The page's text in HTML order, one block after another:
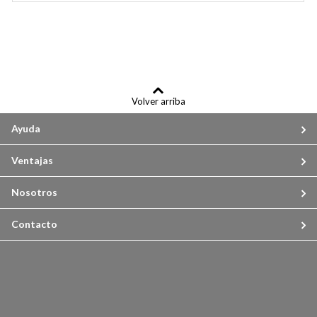
Volver arriba
Ayuda
Ventajas
Nosotros
Contacto